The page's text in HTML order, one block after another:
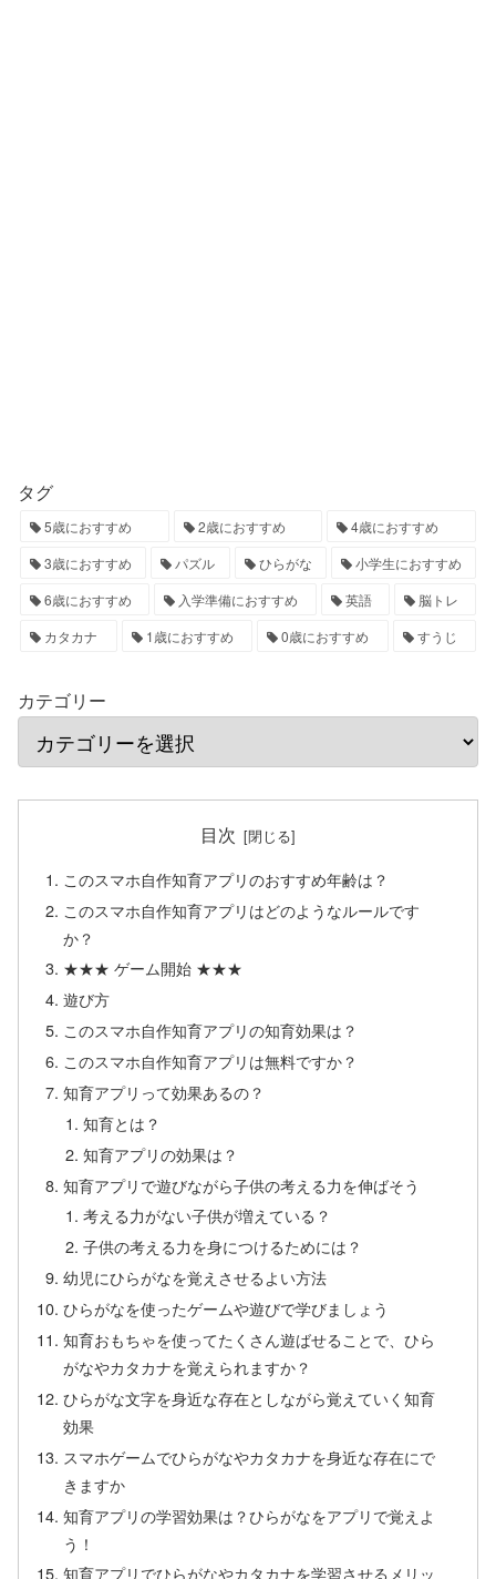
タグ
5歳におすすめ 2歳におすすめ
4歳におすすめ
3歳におすすめ
パズル ひらがな
小学生におすすめ
6歳におすすめ
入学準備におすすめ 英語
脳トレ
カタカナ
1歳におすすめ 0歳におすすめ すうじ
カテゴリー
目次
このスマホ自作知育アプリのおすすめ年齢は？
このスマホ自作知育アプリはどのようなルールです
か？
★★★ ゲーム開始 ★★★
遊び方
このスマホ自作知育アプリの知育効果は？
このスマホ自作知育アプリは無料ですか？
知育アプリって効果あるの？
知育とは？
知育アプリの効果は？
知育アプリで遊びながら子供の考える力を伸ばそう
考える力がない子供が増えている？
子供の考える力を身につけるためには？
幼児にひらがなを覚えさせるよい方法
ひらがなを使ったゲームや遊びで学びましょう
知育おもちゃを使ってたくさん遊ばせることで、ひら
がなやカタカナを覚えられますか？
ひらがな文字を身近な存在としながら覚えていく知育
効果
スマホゲームでひらがなやカタカナを身近な存在にで
きますか
知育アプリの学習効果は？ひらがなをアプリで覚えよ
う！
知育アプリでひらがなやカタカナを学習させるメリッ